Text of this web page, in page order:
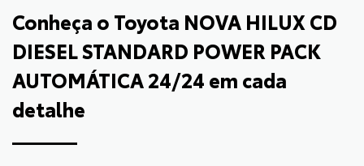
Conheça o Toyota NOVA HILUX CD
DIESEL STANDARD POWER PACK
AUTOMÁTICA 24/24 em cada
detalhe